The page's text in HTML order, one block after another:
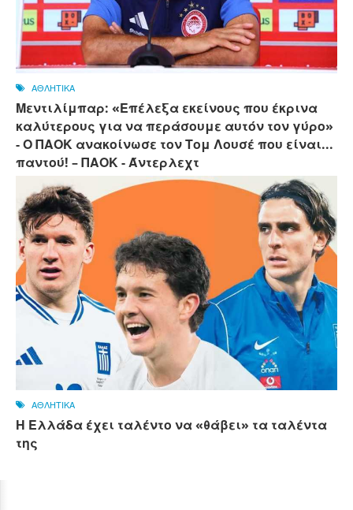
ΑΘΛΗΤΙΚΑ
Μεντιλίμπαρ: «Επέλεξα εκείνους που έκρινα
καλύτερους για να περάσουμε αυτόν τον γύρο»
- Ο ΠΑΟΚ ανακοίνωσε τον Τομ Λουσέ που είναι...
παντού! – ΠΑΟΚ - Άντερλεχτ
ΑΘΛΗΤΙΚΑ
Η Ελλάδα έχει ταλέντο να «θάβει» τα ταλέντα
της